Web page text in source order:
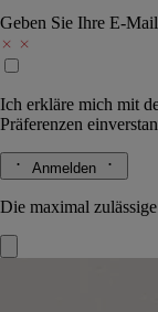
Geben Sie Ihre E-
Ich erkläre mich mit
Präferenzen
Anmelden
Die maximal